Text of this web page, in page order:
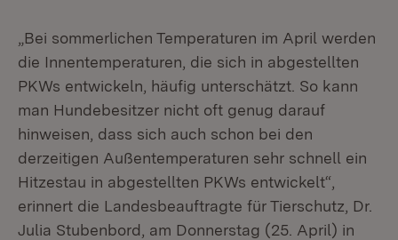
„Bei sommerlichen Temperaturen im April werden
die Innentemperaturen, die sich in abgestellten
PKWs entwickeln, häufig unterschätzt. So kann
man Hundebesitzer nicht oft genug darauf
hinweisen, dass sich auch schon bei den
derzeitigen Außentemperaturen sehr schnell ein
Hitzestau in abgestellten PKWs entwickelt“,
erinnert die Landesbeauftragte für Tierschutz, Dr.
Julia Stubenbord, am Donnerstag (25. April) in